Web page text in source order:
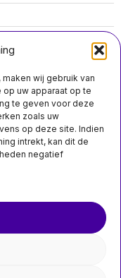
wij gebruik van
uw apparaat op te
te geven voor deze
zoals uw
op deze site. Indien
intrekt, kan dit de
negatief